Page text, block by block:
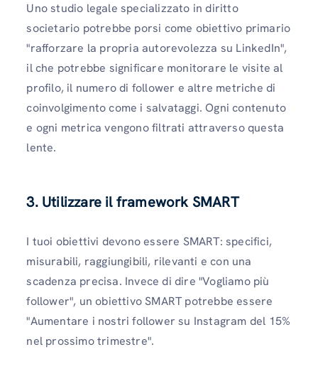
Uno studio legale specializzato in diritto
societario potrebbe porsi come obiettivo primario
"rafforzare la propria autorevolezza su LinkedIn",
il che potrebbe significare monitorare le visite al
profilo, il numero di follower e altre metriche di
coinvolgimento come i salvataggi. Ogni contenuto
e ogni metrica vengono filtrati attraverso questa
lente.
3. Utilizzare il framework SMART
I tuoi obiettivi devono essere SMART: specifici,
misurabili, raggiungibili, rilevanti e con una
scadenza precisa. Invece di dire "Vogliamo più
follower", un obiettivo SMART potrebbe essere
"Aumentare i nostri follower su Instagram del 15%
nel prossimo trimestre".